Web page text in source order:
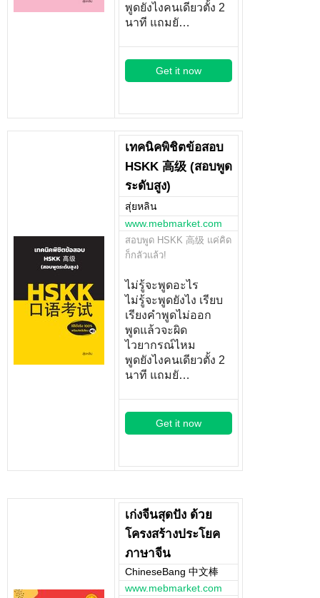
พูดยังไงคนเดียวตั้ง 2
นาที แถมยั…
Get it now
เทคนิคพิชิตข้อสอบ
HSKK 高级 (สอบพูด
ระดับสูง)
สุ่ยหลิน
www.mebmarket.com
สอบพูด HSKK 高级 แค่คิด
ก็กลัวแล้ว!
ไม่รู้จะพูดอะไร
ไม่รู้จะพูดยังไง เรียบ
เรียงคำพูดไม่ออก
พูดแล้วจะผิด
ไวยากรณ์ไหม
พูดยังไงคนเดียวตั้ง 2
นาที แถมยั…
Get it now
เก่งจีนสุดปัง ด้วย
โครงสร้างประโยค
ภาษาจีน
ChineseBang 中文棒
www.mebmarket.com